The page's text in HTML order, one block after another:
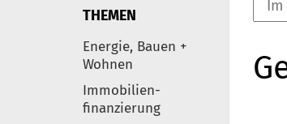
Elemente
THEMEN
Energie, Bauen +
Wohnen
Immobilien-
finanzierung